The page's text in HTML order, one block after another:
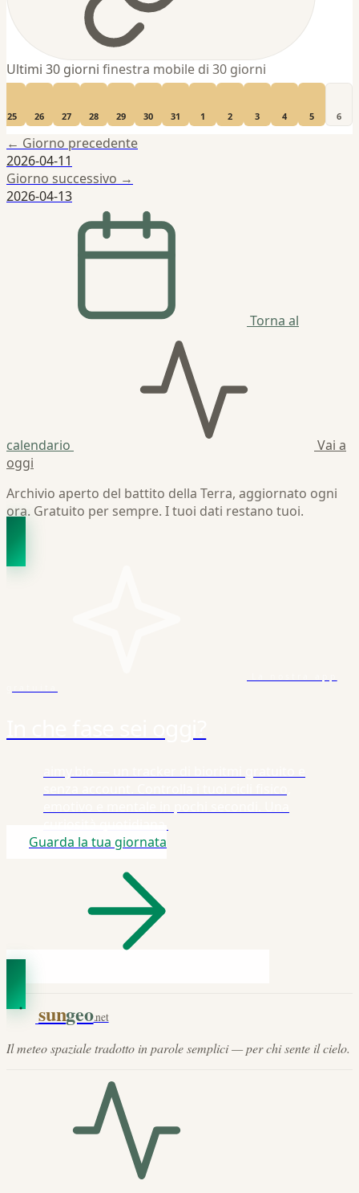
Ultimi 30 giorni finestra mobile di 30 giorni
25 26 27 28 29 30 31 1 2 3 4 5 6
← Giorno precedente
2026-04-11
Giorno successivo →
2026-04-13
Torna al
calendario
Vai a
oggi
Archivio aperto del battito della Terra, aggiornato ogni
ora. Gratuito per sempre. I tuoi dati restano tuoi.
Guarda la tua giornata
sungeo.net
Il meteo spaziale tradotto in parole semplici — per chi sente il cielo.